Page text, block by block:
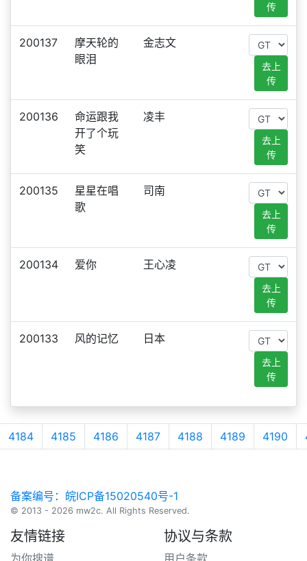
传
200137
摩天轮的
眼泪
金志文
去上
传
200136
命运跟我
开了个玩
笑
凌丰
去上
传
200135
星星在唱
歌
司南
去上
传
200134 爱你 王心凌
去上
传
200133 风的记忆 日本
去上
传
4184 4185 4186 4187 4188 4189 4190
备案编号：皖ICP备15020540号-1
© 2013 - 2026 mw2c. All Rights Reserved.
友情链接
为你搜谱
协议与条款
用户条款